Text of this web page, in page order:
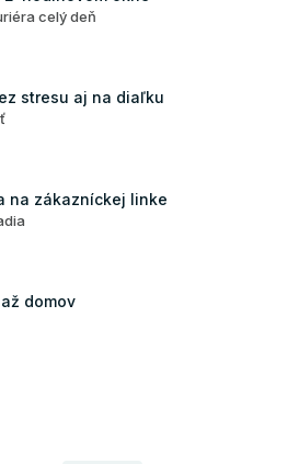
celý deň
stresu aj na diaľku
na zákazníckej linke
domov